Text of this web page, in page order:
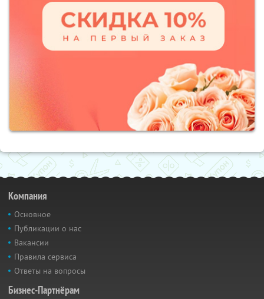
Компания
Основное
Публикации о нас
Вакансии
Правила сервиса
Ответы на вопросы
Бизнес-Партнёрам